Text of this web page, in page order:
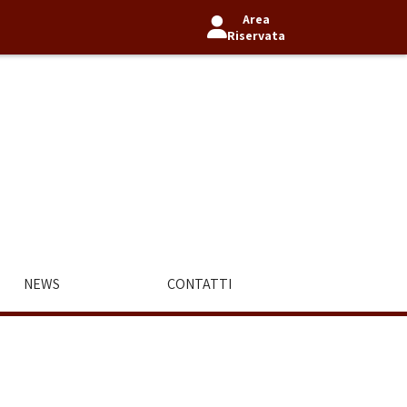
Area
Riservata
NEWS CONTATTI